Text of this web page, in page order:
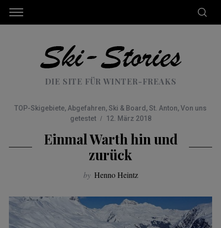
DIE SITE FÜR WINTER-FREAKS
TOP-Skigebiete, Abgefahren, Ski & Board , St. Anton,Von uns
getestet
12. März 2018
Einmal Warth hin und
zurück
by Henno Heintz